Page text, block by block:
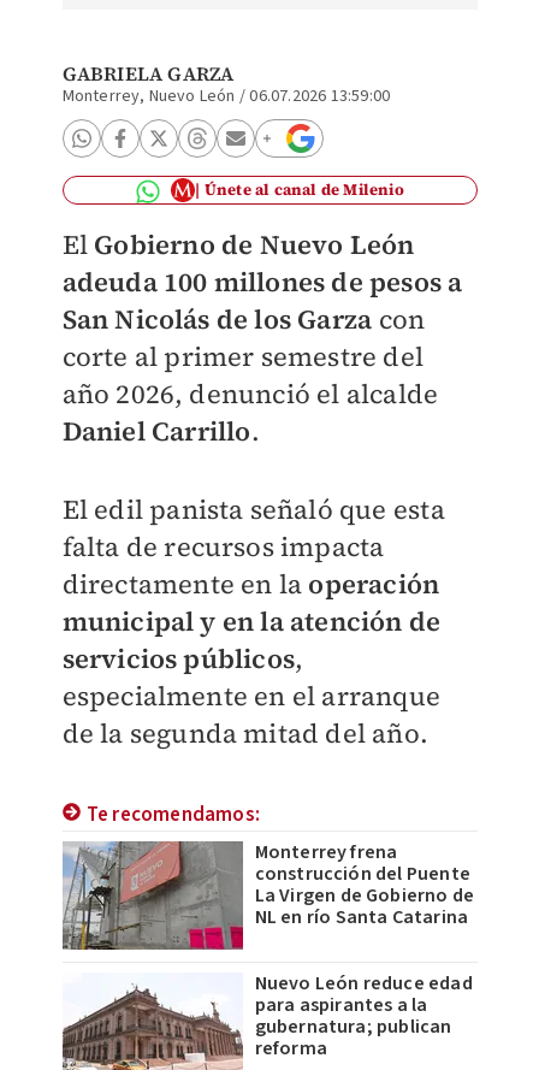
GABRIELA GARZA
Monterrey, Nuevo León /06.07.2026 13:59:00
Únete al canal de Milenio
El Gobierno de Nuevo León
adeuda 100 millones de pesos a
San Nicolás de los Garza con
corte al primer semestre del
año 2026, denunció el alcalde
Daniel Carrillo.
El edil panista señaló que esta
falta de recursos impacta
directamente en la operación
municipal y en la atención de
servicios públicos,
especialmente en el arranque
de la segunda mitad del año.
Te recomendamos:
Monterrey frena
construcción del Puente
La Virgen de Gobierno de
NL en río Santa Catarina
Nuevo León reduce edad
para aspirantes a la
gubernatura; publican
reforma